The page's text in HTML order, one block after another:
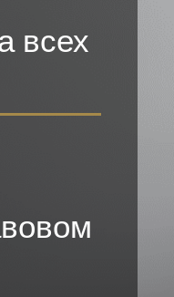
всех